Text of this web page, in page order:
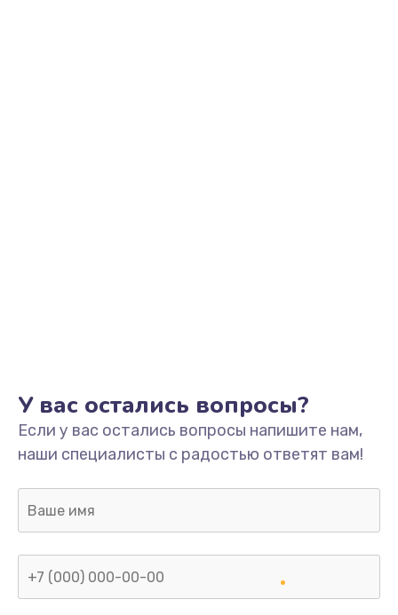
У вас остались вопросы?
Если у вас остались вопросы напишите нам,
наши специалисты с радостью ответят вам!